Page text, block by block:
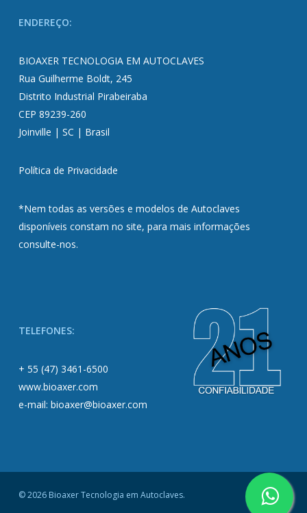
ENDEREÇO:
BIOAXER TECNOLOGIA EM AUTOCLAVES
Rua Guilherme Boldt, 245
Distrito Industrial Pirabeiraba
CEP 89239-260
Joinville | SC | Brasil
Política de Privacidade
*Nem todas as versões e modelos de Autoclaves
disponíveis constam no site, para mais informações
consulte-nos.
TELEFONES:
+ 55 (47) 3461-6500
www.bioaxer.com
e-mail: bioaxer@bioaxer.com
© 2026 Bioaxer Tecnologia em Autoclaves.